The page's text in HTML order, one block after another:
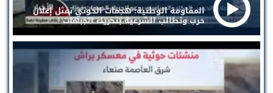
المقاومة الوطنية: هجمات الحوثي تمثل إعلان
حرب وتطالب الشرعية بتحريك الجبهات